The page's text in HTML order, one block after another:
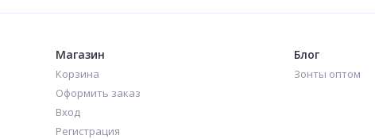
Магазин
Корзина
Оформить заказ
Вход
Регистрация
Блог
Зонты оптом